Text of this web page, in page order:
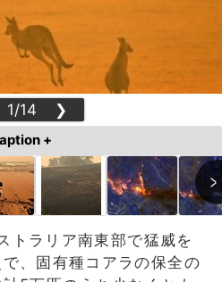
1/14 ❯
+
トラリア南東部で猛威を
、固有種コアラの保全の